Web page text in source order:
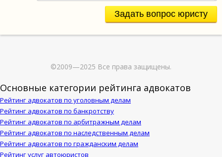
Задать вопрос юристу
©2009—2025 Все права защищены.
Основные категории рейтинга адвокатов
Рейтинг адвокатов по уголовным делам
Рейтинг адвокатов по банкротству
Рейтинг адвокатов по арбитражным делам
Рейтинг адвокатов по наследственным делам
Рейтинг адвокатов по гражданским делам
Рейтинг услуг автоюристов